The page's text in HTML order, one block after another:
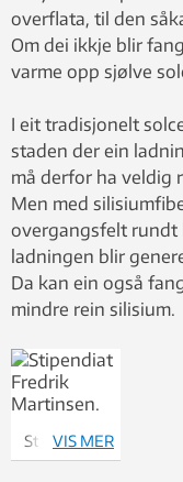
overflata, til den
Om dei ikkje blir
varme opp sjølve
I eit tradisjonelt
staden der ein
må derfor ha veldig
Men med
overgangsfelt rundt
ladningen blir
Da kan ein også
mindre rein silisium.
Stipendiat
Fredrik
VIS MER